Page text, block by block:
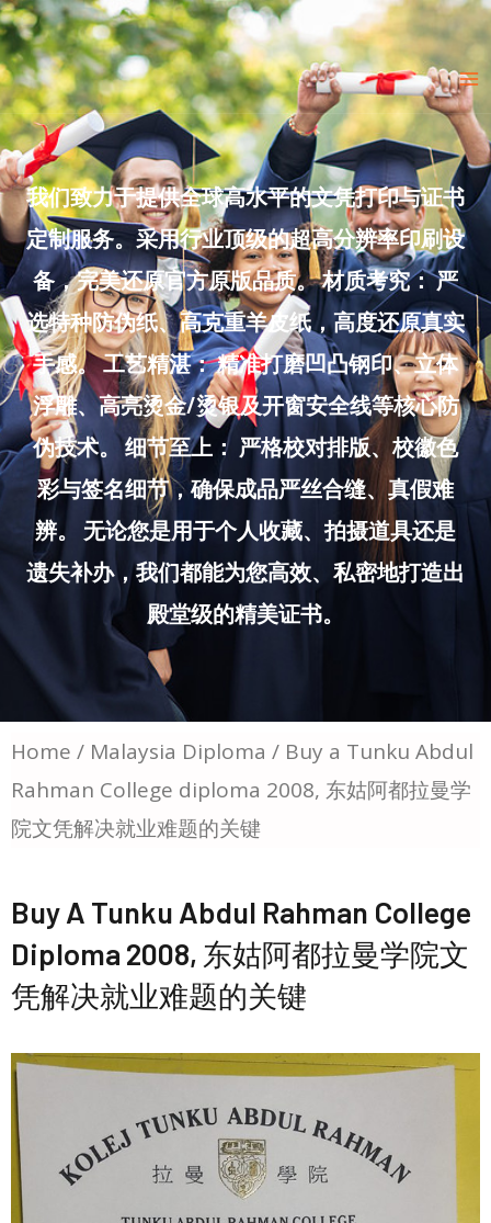
Skip
to
content
我们致力于提供全球高水平的文凭打印与证书
定制服务。采用行业顶级的超高分辨率印刷设
备，完美还原官方原版品质。 材质考究： 严
选特种防伪纸、高克重羊皮纸，高度还原真实
手感。 工艺精湛： 精准打磨凹凸钢印、立体
浮雕、高亮烫金/烫银及开窗安全线等核心防
伪技术。 细节至上： 严格校对排版、校徽色
彩与签名细节，确保成品严丝合缝、真假难
辨。 无论您是用于个人收藏、拍摄道具还是
遗失补办，我们都能为您高效、私密地打造出
殿堂级的精美证书。
Home / Malaysia Diploma / Buy a Tunku Abdul
Rahman College diploma 2008, 东姑阿都拉曼学
院文凭解决就业难题的关键
Buy A Tunku Abdul Rahman College
Diploma 2008, 东姑阿都拉曼学院文
凭解决就业难题的关键